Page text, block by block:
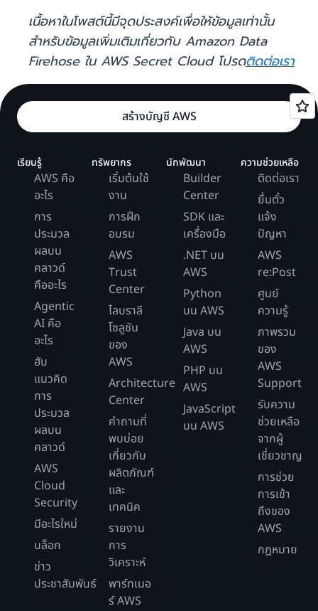
เนื้อหาในโพสต์นี้มีจุดประสงค์เพื่อให้ข้อมูลเท่านั้น
สำหรับข้อมูลเพิ่มเติมเกี่ยวกับ Amazon Data
Firehose ใน AWS Secret Cloud โปรดติดต่อเรา
สร้างบัญชี AWS
เรียนรู้
AWS คือ
อะไร
การ
ประมวล
ผลบน
คลาวด์
คืออะไร
Agentic
AI คือ
อะไร
ฮับ
แนวคิด
การ
ประมวล
ผลบน
คลาวด์
AWS
Cloud
Security
มีอะไรใหม่
บล็อก
ข่าว
ประชาสัมพันธ์
ทรัพยากร
เริ่มต้นใช้
งาน
การฝึก
อบรม
AWS
Trust
Center
ไลบราลี
โซลูชัน
ของ
AWS
Architecture
Center
คำถามที่
พบบ่อย
เกี่ยวกับ
ผลิตภัณฑ์
และ
เทคนิค
รายงาน
การ
วิเคราะห์
พาร์ทเนอ
ร์ AWS
นักพัฒนา
Builder
Center
SDK และ
เครื่องมือ
.NET บน
AWS
Python
บน AWS
Java บน
AWS
PHP บน
AWS
JavaScript
บน AWS
ความช่วยเหลือ
ติดต่อเรา
ยื่นตั๋ว
แจ้ง
ปัญหา
AWS
re:Post
ศูนย์
ความรู้
ภาพรวม
ของ
AWS
Support
รับความ
ช่วยเหลือ
จากผู้
เชี่ยวชาญ
การช่วย
การเข้า
ถึงของ
AWS
กฎหมาย